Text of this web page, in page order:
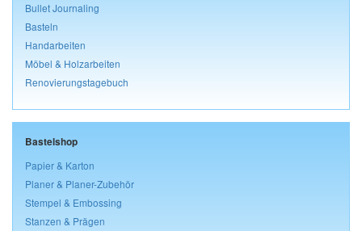
Bullet Journaling
Basteln
Handarbeiten
Möbel & Holzarbeiten
Renovierungstagebuch
Bastelshop
Papier & Karton
Planer & Planer-Zubehör
Stempel & Embossing
Stanzen & Prägen